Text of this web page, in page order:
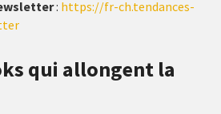
: https://fr-ch.tendances-
qui allongent la